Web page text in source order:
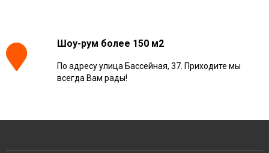
Шоу-рум более 150 м2
По адресу улица Бассейная, 37. Приходите мы
всегда Вам рады!